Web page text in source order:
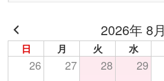
イ
ブ
2026年 8月
日 月 火 水
26 27 28 29